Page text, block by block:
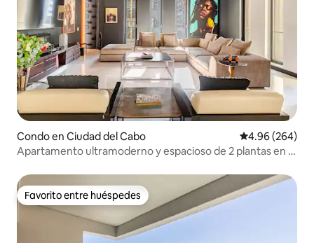
Condo en Ciudad del Cabo Calificación
4.96 (264)
Apartamento ultramoderno y espacioso de 2 plantas en el
Favorito entre huéspedes
Favorito entre huéspedes